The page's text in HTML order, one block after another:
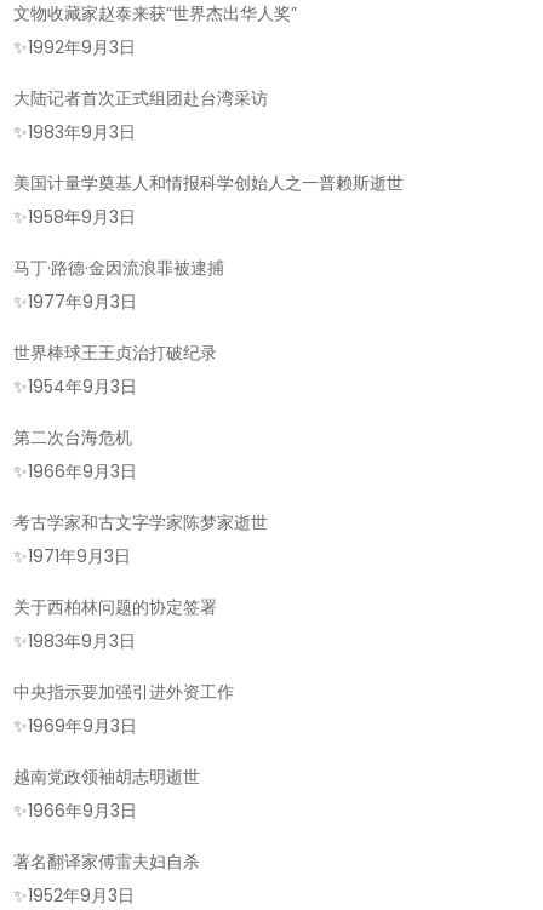
文物收藏家赵泰来获“世界杰出华人奖”
✨1992年9月3日
大陆记者首次正式组团赴台湾采访
✨1983年9月3日
美国计量学奠基人和情报科学创始人之一普赖斯逝世
✨1958年9月3日
马丁·路德·金因流浪罪被逮捕
✨1977年9月3日
世界棒球王王贞治打破纪录
✨1954年9月3日
第二次台海危机
✨1966年9月3日
考古学家和古文字学家陈梦家逝世
✨1971年9月3日
关于西柏林问题的协定签署
✨1983年9月3日
中央指示要加强引进外资工作
✨1969年9月3日
越南党政领袖胡志明逝世
✨1966年9月3日
著名翻译家傅雷夫妇自杀
✨1952年9月3日